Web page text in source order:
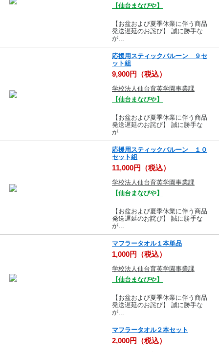
【仙台まなびや】
【お盆および夏季休業に伴う商品
発送遅延のお詫び】 誠に勝手な
が...
応援用スティックバルーン ９セ
ット組
9,900円（税込）
学校法人仙台育英学園事業課
【仙台まなびや】
【お盆および夏季休業に伴う商品
発送遅延のお詫び】 誠に勝手な
が...
応援用スティックバルーン １０
セット組
11,000円（税込）
学校法人仙台育英学園事業課
【仙台まなびや】
【お盆および夏季休業に伴う商品
発送遅延のお詫び】 誠に勝手な
が...
マフラータオル１本単品
1,000円（税込）
学校法人仙台育英学園事業課
【仙台まなびや】
【お盆および夏季休業に伴う商品
発送遅延のお詫び】 誠に勝手な
が...
マフラータオル２本セット
2,000円（税込）